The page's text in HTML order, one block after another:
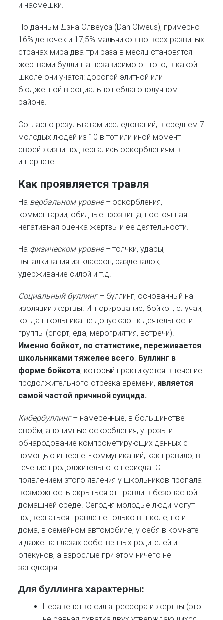
и насмешки.
По данным Дэна Олвеуса (Dan Olweus), примерно
16% девочек и 17,5% мальчиков во всех развитых
странах мира два-три раза в месяц становятся
жертвами буллинга независимо от того, в какой
школе они учатся: дорогой элитной или
бюджетной в социально неблагополучном
районе.
Согласно результатам исследований, в среднем 7
молодых людей из 10 в тот или иной момент
своей жизни подвергались оскорблениям в
интернете.
Как проявляется травля
На вербальном уровне– оскорбления,
комментарии, обидные прозвища, постоянная
негативная оценка жертвы и её деятельности.
На физическом уровне– толчки, удары,
выталкивания из классов, раздевалок,
удерживание силой и т.д.
Социальный буллинг– буллинг, основанный на
изоляции жертвы. Игнорирование, бойкот, случаи,
когда школьника не допускают к деятельности
группы (спорт, еда, мероприятия, встречи).
Именно бойкот, по статистике, переживается
школьниками тяжелее всего. Буллинг в
форме бойкота, который практикуется в течение
продолжительного отрезка времени, является
самой частой причиной суицида.
Кибербуллинг– намеренные, в большинстве
своём, анонимные оскорбления, угрозы и
обнародование компрометирующих данных с
помощью интернет-коммуникаций, как правило, в
течение продолжительного периода. С
появлением этого явления у школьников пропала
возможность скрыться от травли в безопасной
домашней среде. Сегодня молодые люди могут
подвергаться травле не только в школе, но и
дома, в семейном автомобиле, у себя в комнате
и даже на глазах собственных родителей и
опекунов, а взрослые при этом ничего не
заподозрят.
Для буллинга характерны:
Неравенство сил агрессора и жертвы (это